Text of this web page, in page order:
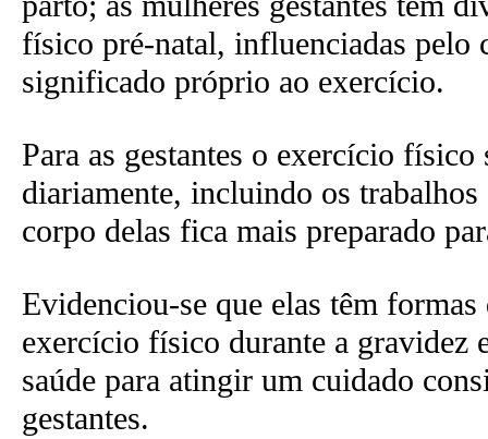
físico pré-natal, influenciadas
significado próprio ao exercício.
Para as gestantes o exercício
diariamente, incluindo os
corpo delas fica mais preparado
Evidenciou-se que elas têm
exercício físico durante a gravidez
saúde para atingir um cuidado
gestantes.